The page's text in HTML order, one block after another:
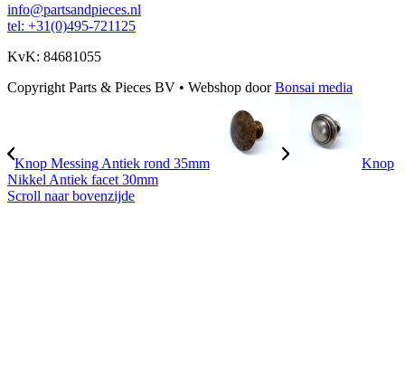
info@partsandpieces.nl
tel: +31(0)495-721125
KvK: 84681055
Copyright Parts & Pieces BV • Webshop doorBonsai media
Knop Messing Antiek rond 35mm
Knop
Nikkel Antiek facet 30mm
Scroll naar bovenzijde